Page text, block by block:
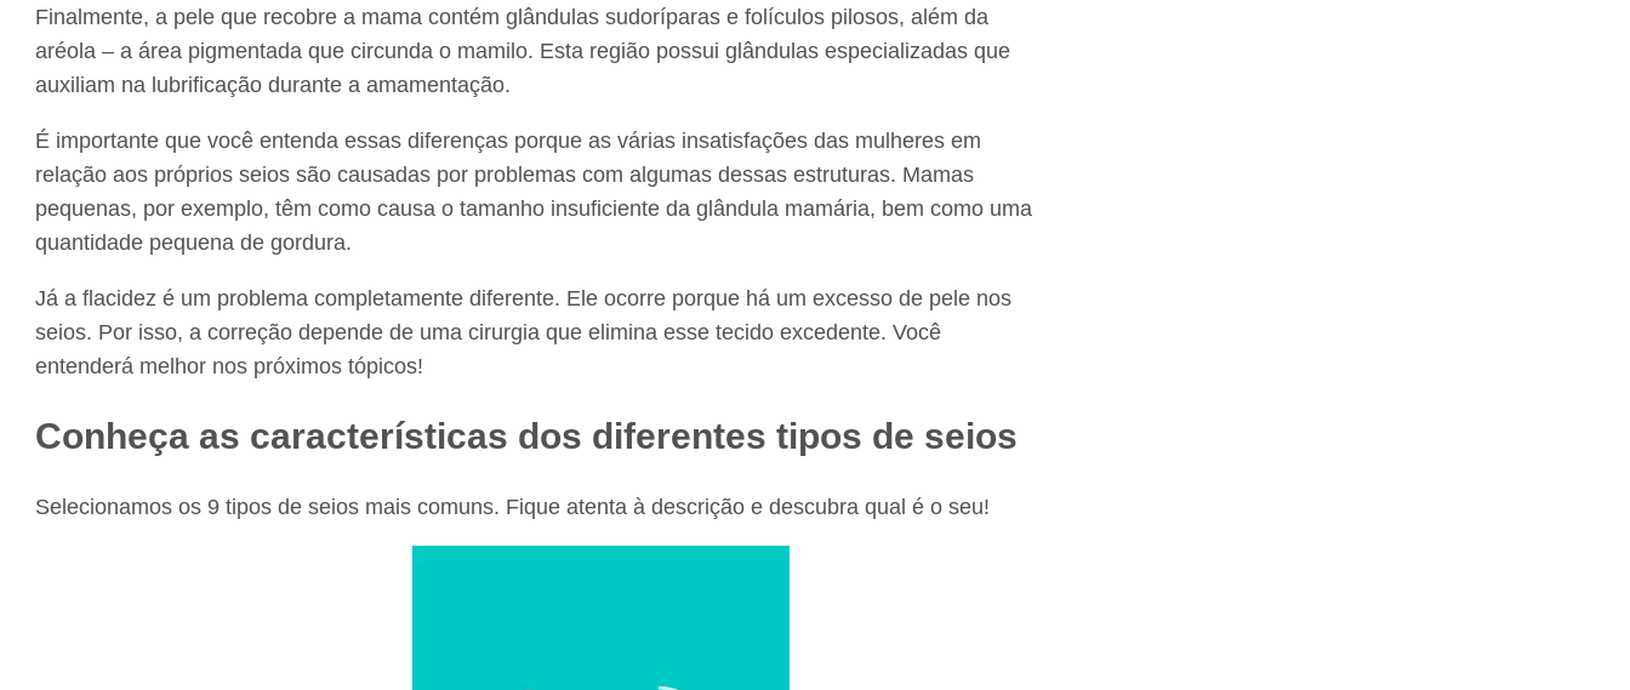
Finalmente, a pele que recobre a mama contém glândulas sudoríparas e folículos pilosos, além da
aréola – a área pigmentada que circunda o mamilo. Esta região possui glândulas especializadas que
auxiliam na lubrificação durante a amamentação.
É importante que você entenda essas diferenças porque as várias insatisfações das mulheres em
relação aos próprios seios são causadas por problemas com algumas dessas estruturas. Mamas
pequenas, por exemplo, têm como causa o tamanho insuficiente da glândula mamária, bem como uma
quantidade pequena de gordura.
Já a flacidez é um problema completamente diferente. Ele ocorre porque há um excesso de pele nos
seios. Por isso, a correção depende de uma cirurgia que elimina esse tecido excedente. Você
entenderá melhor nos próximos tópicos!
Conheça as características dos diferentes tipos de seios
Selecionamos os 9 tipos de seios mais comuns. Fique atenta à descrição e descubra qual é o seu!